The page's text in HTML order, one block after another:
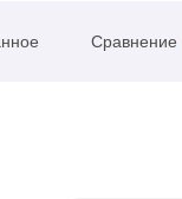
Сравнение